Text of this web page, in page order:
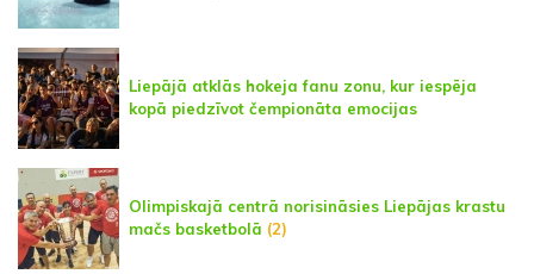
Liepājā atklās hokeja fanu zonu, kur iespēja
kopā piedzīvot čempionāta emocijas
Olimpiskajā centrā norisināsies Liepājas krastu
mačs basketbolā (2)